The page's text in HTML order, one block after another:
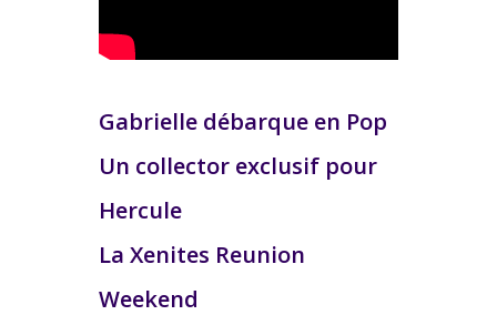
Gabrielle débarque en Pop
Un collector exclusif pour
Hercule
La Xenites Reunion
Weekend